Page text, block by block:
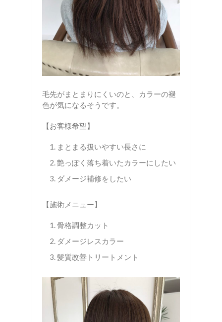
毛先がまとまりにくいのと、カラーの褪
色が気になるそうです。
【お客様希望】
まとまる扱いやすい長さに
艶っぽく落ち着いたカラーにしたい
ダメージ補修をしたい
【施術メニュー】
骨格調整カット
ダメージレスカラー
髪質改善トリートメント